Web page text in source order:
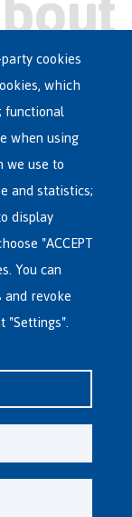
+32-(0)2-213 44 22
cookies
which
functional
when using
we use to
and statistics;
display
"ACCEPT
You can
revoke
"Settings".